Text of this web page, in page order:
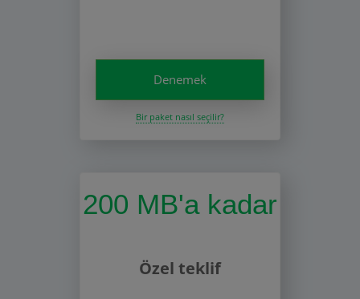
Denemek
Bir paket nasıl seçilir?
200 MB'a kadar
Özel teklif